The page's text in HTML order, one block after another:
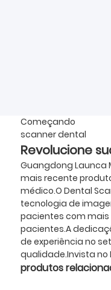
Começando
scanner dental
Revolucione
Guangdong Launca
mais recente
médico.O Dental
tecnologia de
pacientes com mais
pacientes.A
de experiência no
qualidade.Invista no
produtos